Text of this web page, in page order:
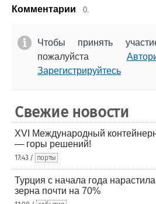
Комментарии 0.
Чтобы принять
пожалуйста
Зарегистрируйтесь
Свежие новости
XVI Международный
— горы решений!
17:43 / порты
Турция с начала года
зерна почти на 70%